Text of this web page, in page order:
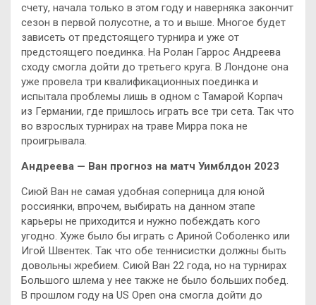
счету, начала только в этом году и наверняка закончит
сезон в первой полусотне, а то и выше. Многое будет
зависеть от предстоящего турнира и уже от
предстоящего поединка. На Ролан Гаррос Андреева
сходу смогла дойти до третьего круга. В Лондоне она
уже провела три квалификационных поединка и
испытала проблемы лишь в одном с Тамарой Корпач
из Германии, где пришлось играть все три сета. Так что
во взрослых турнирах на траве Мирра пока не
проигрывала.
Андреева — Ван прогноз на матч Уимблдон 2023
Сиюй Ван не самая удобная соперница для юной
россиянки, впрочем, выбирать на данном этапе
карьеры не приходится и нужно побеждать кого
угодно. Хуже было бы играть с Ариной Соболенко или
Игой Швентек. Так что обе теннисистки должны быть
довольны жребием. Сиюй Ван 22 года, но на турнирах
Большого шлема у нее также не было больших побед.
В прошлом году на US Open она смогла дойти до